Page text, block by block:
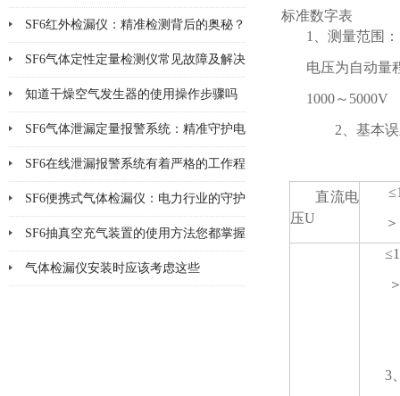
SF6红外检漏仪：精准检测背后的奥秘？
SF6气体定性定量检测仪常见故障及解决
方法大全
知道干燥空气发生器的使用操作步骤吗
SF6气体泄漏定量报警系统：精准守护电
气安全
SF6在线泄漏报警系统有着严格的工作程
序和要求
SF6便携式气体检漏仪：电力行业的守护
神
SF6抽真空充气装置的使用方法您都掌握
了吗
气体检漏仪安装时应该考虑这些
标准数字表
1、测量范围：
电压为自动量
1000～5000V
2、基本误
直流电
压U
3